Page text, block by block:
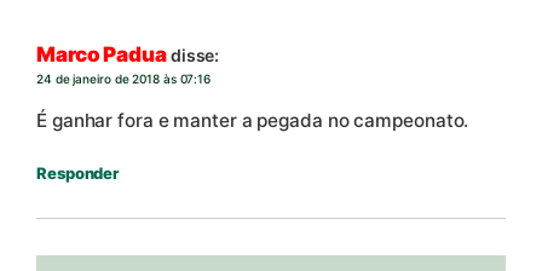
Marco Paduadisse:
24 de janeiro de 2018 às 07:16
É ganhar fora e manter a pegada no campeonato.
Responder